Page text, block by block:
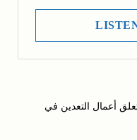
أعمال التعدين في